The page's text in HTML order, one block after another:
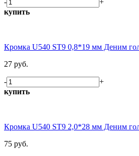
купить
Кромка U540 ST9 0,8*19 мм Деним
27 руб.
-
+
купить
Кромка U540 ST9 2,0*28 мм Деним
75 руб.